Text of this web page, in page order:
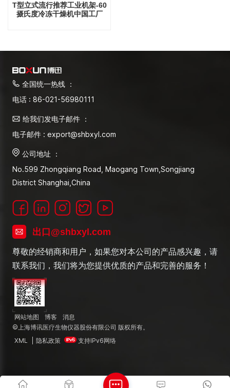
T型立式流行推荐工业机架-60
摄氏度冷冻干燥机中国工厂
全国统一热线 ：
电话 : 86-021-56980111
给我们发电子邮件 ：
电子邮件 : export@shbxyl.com
公司地址 ：
No.599 Zhongqiang Road, Maogang Town,Songjiang
District Shanghai,China
出口@shbxyl.com
尊敬的经销商和用户，如果您对本公司的产品感兴趣，请
联系我们，我们将为您提供优质的产品和完善的服务！
网站地图 博客
消息
©上海博讯医疗生物仪器股份有限公司 版权所有。
XML
隐私政策 支持IPv6网络